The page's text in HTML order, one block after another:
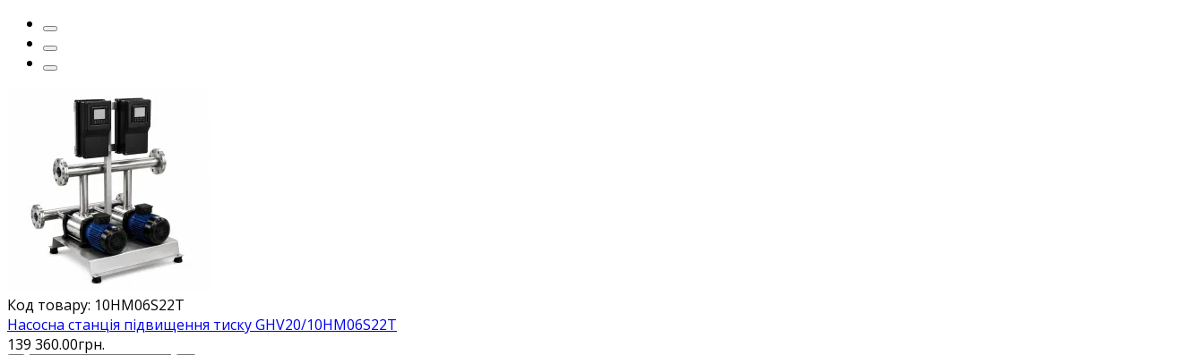
Код товару: 10HM06S22T
Насосна станція підвищення тиску GHV20/10HM06S22T
139 360.00грн.